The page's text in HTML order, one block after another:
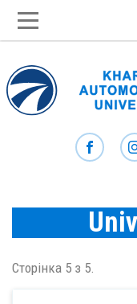
Сторінка 5 з 5.